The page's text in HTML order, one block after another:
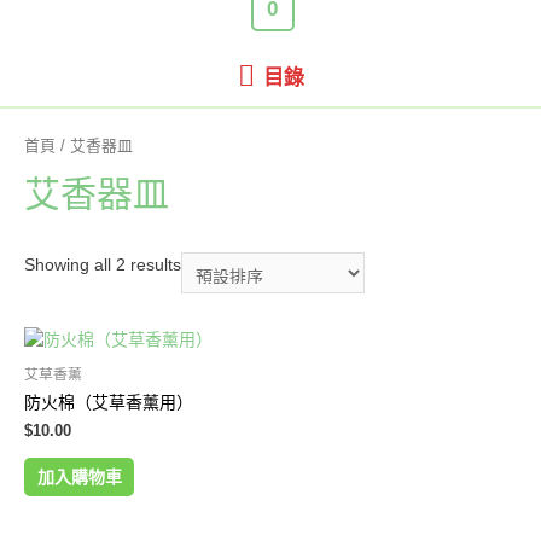
目
目錄
0
首頁 / 艾香器皿
艾香器皿
Showing all 2 results
艾草香薰
防火棉（艾草香薰用）
$10.00
加入購物車